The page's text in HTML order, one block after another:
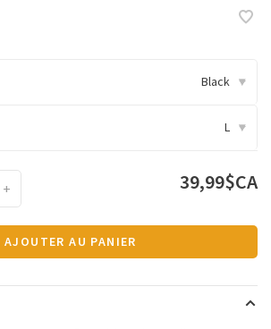
Black ▾
L ▾
+ 39,99$CA
AJOUTER AU PANIER